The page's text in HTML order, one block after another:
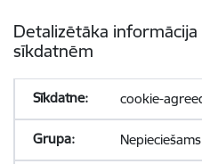
Detalizētāka
sīkdatnēm
cookie-
Nepieciešams